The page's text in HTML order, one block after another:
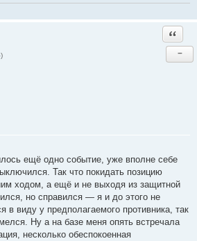
−
ещё одно событие, уже вполне себе
Так что покидать позицию
ходом, а ещё и не выходя из защитной
но справился — я и до этого не
в виду у предполагаемого противника, так
Ну а на базе меня опять встречала
несколько обеспокоенная